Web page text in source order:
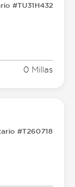
#TU31H432
0 Millas
#T260718